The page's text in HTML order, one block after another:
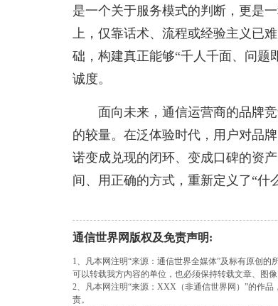
是一个关于服务模式的判断，更是
上，仅靠话术、流程或经验主义已
础，构建真正能够“千人千面、问题
诚度。
面向未来，通信运营商的品牌
的较量。在泛体验时代，用户对品
诺变成兑现的闭环、变成口碑的资
间、用正确的方式，重新定义了“什
通信世界网版权及免责声明:
1、凡本网注明“来源：通信世界全媒体”及标有原创
可以转载我方内容的单位，也必须保持转载文章、图
2、凡本网注明“来源：XXX（非通信世界网）”的作
责。